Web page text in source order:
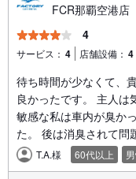
FCR那覇空港店
4
サービス： 4 店舗設備： 4
待ち時間が少なくて、
良かったです。 主人は
敏感な私は車内が臭か
た。 後は消臭されて問
T.A.様 60代以上